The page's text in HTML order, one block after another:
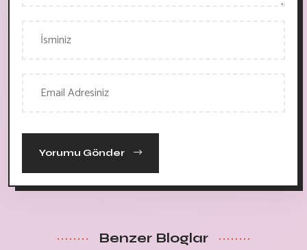
Yorumu Gönder
Benzer Bloglar